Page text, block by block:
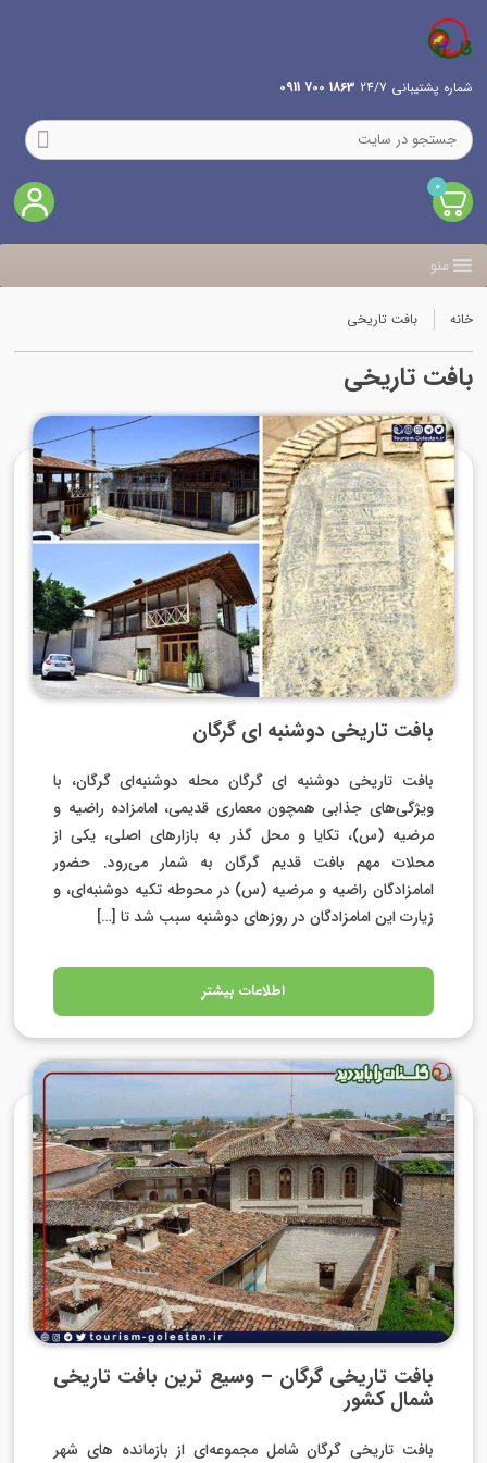
شماره پشتیبانی 24/7 1863 700 0911
0
منو
خانه بافت تاریخی
بافت تاریخی
بافت تاریخی دوشنبه ای گرگان
بافت تاریخی دوشنبه ای گرگان محله دوشنبه‌ای گرگان، با
ویژگی‌های جذابی همچون معماری قدیمی، امامزاده راضیه و
مرضیه (س)، تکایا و محل گذر به بازارهای اصلی، یکی از
محلات مهم بافت قدیم گرگان به شمار می‌رود. حضور
امامزادگان راضیه و مرضیه (س) در محوطه تکیه دوشنبه‌ای، و
زیارت این امامزادگان در روزهای دوشنبه سبب شد تا […]
اطلاعات بیشتر
بافت تاریخی گرگان – وسیع ترین بافت تاریخی
شمال کشور
بافت تاریخی گرگان شامل مجموعه‌ای از بازمانده های شهر